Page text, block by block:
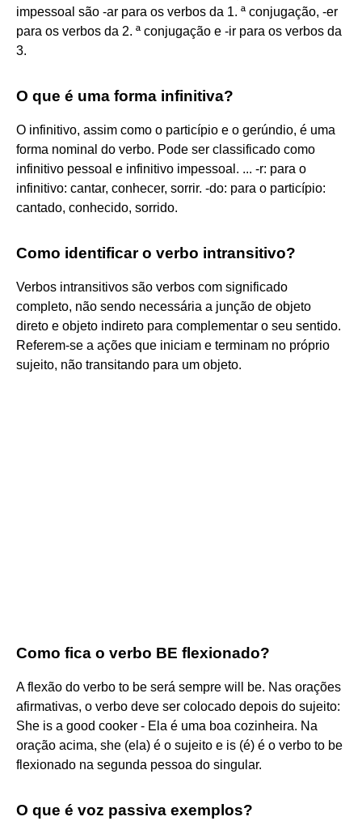
impessoal são -ar para os verbos da 1. ª conjugação, -er
para os verbos da 2. ª conjugação e -ir para os verbos da
3.
O que é uma forma infinitiva?
O infinitivo, assim como o particípio e o gerúndio, é uma
forma nominal do verbo. Pode ser classificado como
infinitivo pessoal e infinitivo impessoal. ... -r: para o
infinitivo: cantar, conhecer, sorrir. -do: para o particípio:
cantado, conhecido, sorrido.
Como identificar o verbo intransitivo?
Verbos intransitivos são verbos com significado
completo, não sendo necessária a junção de objeto
direto e objeto indireto para complementar o seu sentido.
Referem-se a ações que iniciam e terminam no próprio
sujeito, não transitando para um objeto.
Como fica o verbo BE flexionado?
A flexão do verbo to be será sempre will be. Nas orações
afirmativas, o verbo deve ser colocado depois do sujeito:
She is a good cooker - Ela é uma boa cozinheira. Na
oração acima, she (ela) é o sujeito e is (é) é o verbo to be
flexionado na segunda pessoa do singular.
O que é voz passiva exemplos?